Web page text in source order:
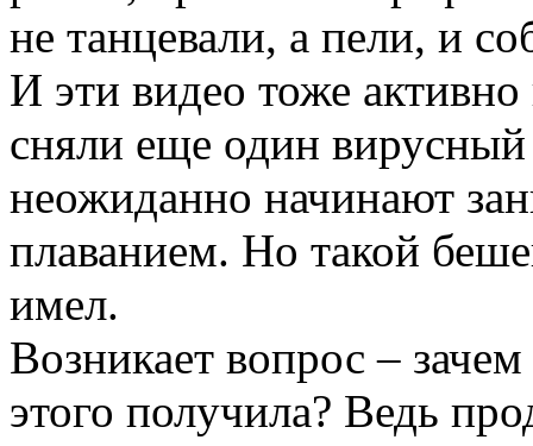
не танцевали, а пели, и
И эти видео тоже
сняли еще один
неожиданно начинают
плаванием. Но такой
имел.
Возникает вопрос –
этого получила? Ведь